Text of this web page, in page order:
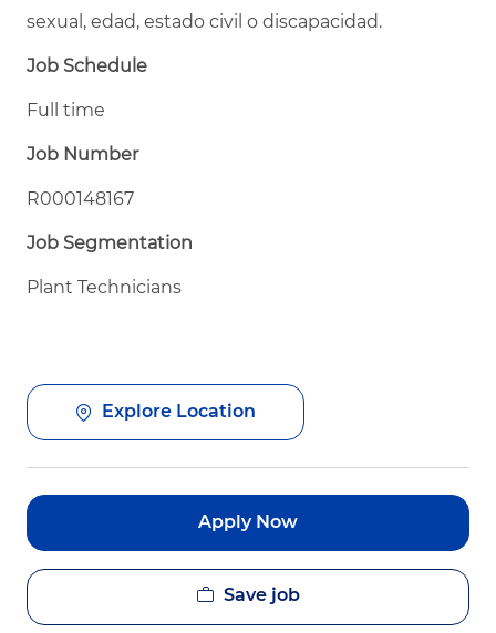
sexual, edad, estado civil o discapacidad.
Job Schedule
Full time
Job Number
R000148167
Job Segmentation
Plant Technicians
Explore Location
Apply Now
Save job